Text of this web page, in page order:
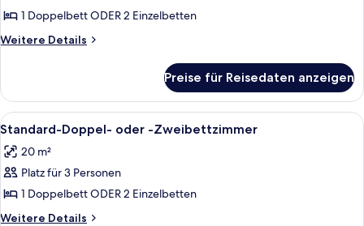
Poolblick
anzeigen
1 Doppelbett ODER 2 Einzelbetten
Weitere Details
Weitere
Zimmer,
Poolblick
Preise für Reisedaten anzeigen
Alle
Fotos
für
Standard-
Doppel-
oder
Ein Hotelzimmer mit einem großen
5
Standard-Doppel- oder -Zweibettzimmer
20 m²
Platz für 3 Personen
1 Doppelbett ODER 2 Einzelbetten
Weitere Details
Weitere